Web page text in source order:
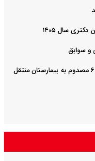
سال ۱۴۰۵
و سوابق
حادثه سقوط آسانسور در پاساژ علاءالدین/ ۶ مصدوم به بیمارستان منتقل